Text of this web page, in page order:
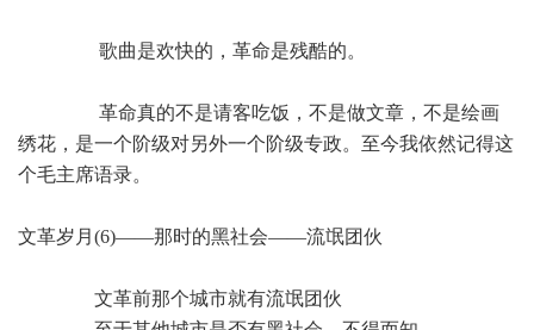
歌曲是欢快的，革命是残酷的。
革命真的不是请客吃饭，不是做文章，不是绘画
绣花，是一个阶级对另外一个阶级专政。至今我依然记得这
个毛主席语录。
文革岁月(6)——那时的黑社会——流氓团伙
文革前那个城市就有流氓团伙